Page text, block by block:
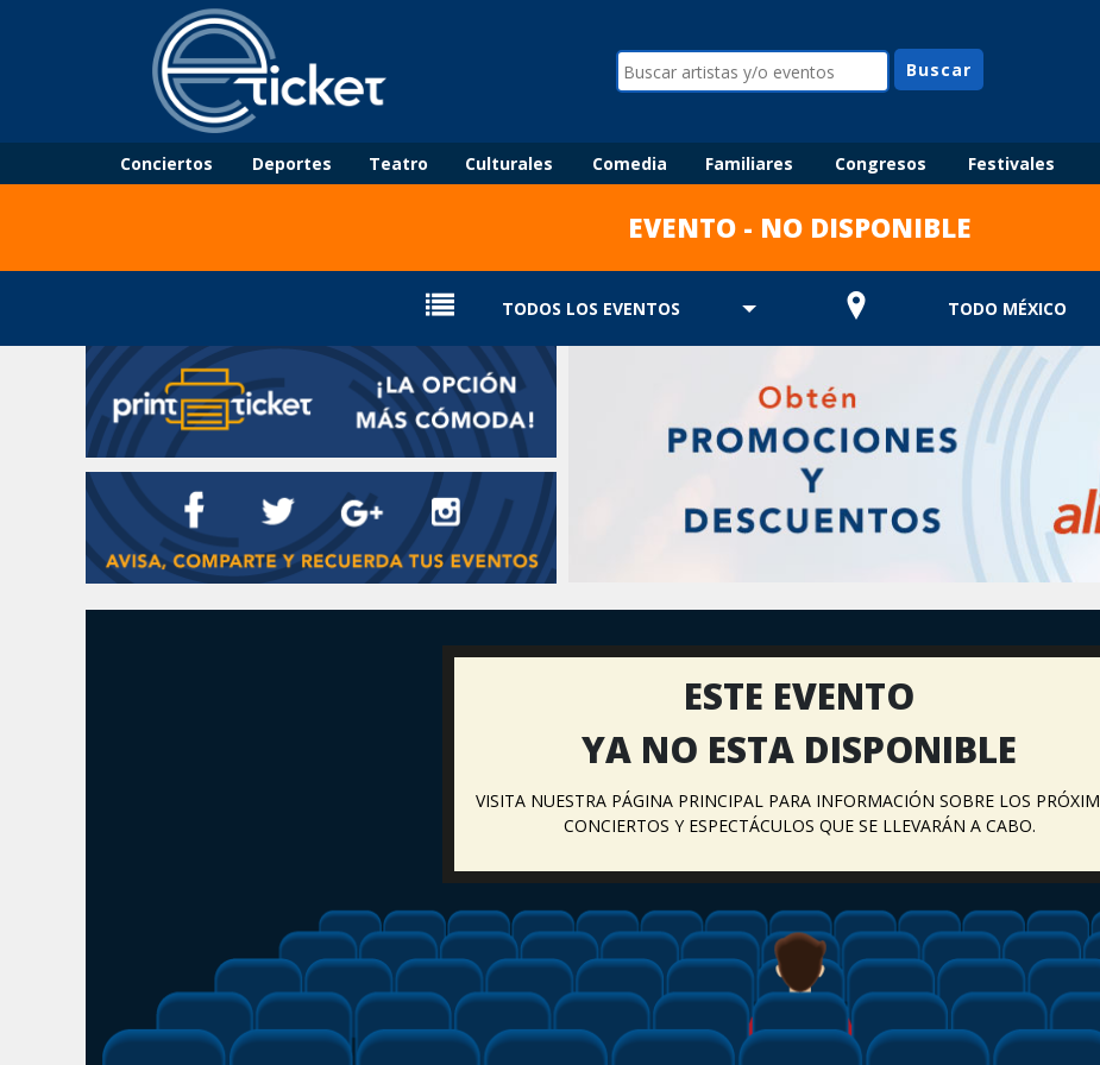
Conciertos Deportes Teatro Culturales Comedia Familiares Congresos Festivales
EVENTO - NO DISPONIBLE
TODOS LOS EVENTOS TODO MÉXICO
ESTE EVENTO
YA NO ESTA DISPONIBLE
VISITA NUESTRA PÁGINA PRINCIPAL PARA INFORMACIÓN SOBRE LOS
CONCIERTOS Y ESPECTÁCULOS QUE SE LLEVARÁN A CABO.